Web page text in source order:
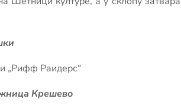
„Рифф Раидерс“
Крешево